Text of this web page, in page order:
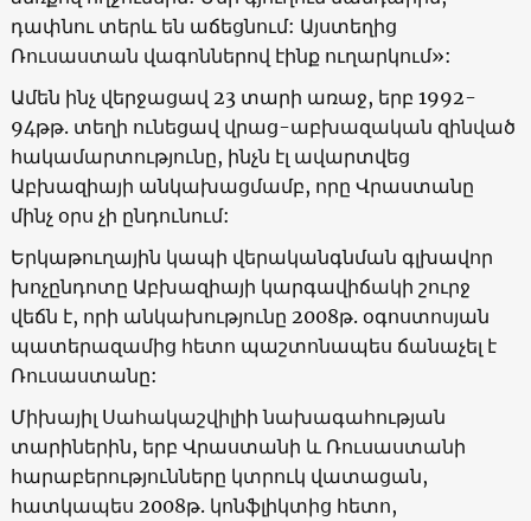
դափնու տերև են աճեցնում: Այստեղից
Ռուսաստան վագոններով էինք ուղարկում»:
Ամեն ինչ վերջացավ 23 տարի առաջ, երբ 1992-
94թթ. տեղի ունեցավ վրաց-աբխազական զինված
հակամարտությունը, ինչն էլ ավարտվեց
Աբխազիայի անկախացմամբ, որը Վրաստանը
մինչ օրս չի ընդունում:
Երկաթուղային կապի վերականգնման գլխավոր
խոչընդոտը Աբխազիայի կարգավիճակի շուրջ
վեճն է, որի անկախությունը 2008թ. օգոստոսյան
պատերազամից հետո պաշտոնապես ճանաչել է
Ռուսաստանը:
Միխայիլ Սահակաշվիլիի նախագահության
տարիներին, երբ Վրաստանի և Ռուսաստանի
հարաբերությունները կտրուկ վատացան,
հատկապես 2008թ. կոնֆլիկտից հետո,